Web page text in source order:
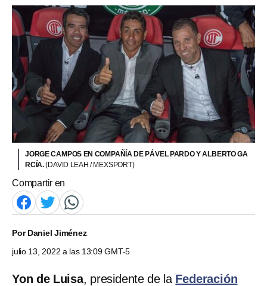
JORGE CAMPOS EN COMPAÑÍA DE PÁVEL PARDO Y ALBERTO GA
RCÍA.(DAVID LEAH / MEXSPORT)
Compartir en
PorDaniel Jiménez
julio 13, 2022 a las 13:09 GMT-5
Yon de Luisa, presidente de la Federación